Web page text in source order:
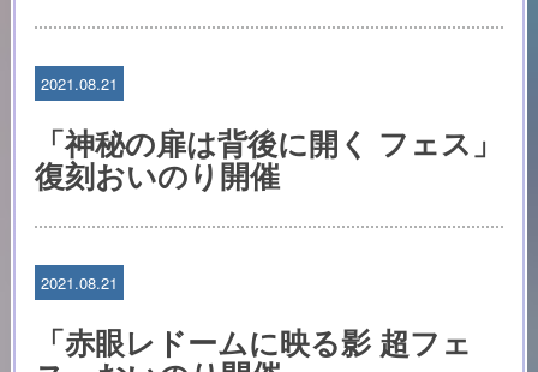
2021.08.21
「神秘の扉は背後に開く フェス」
復刻おいのり開催
2021.08.21
「赤眼レドームに映る影 超フェ